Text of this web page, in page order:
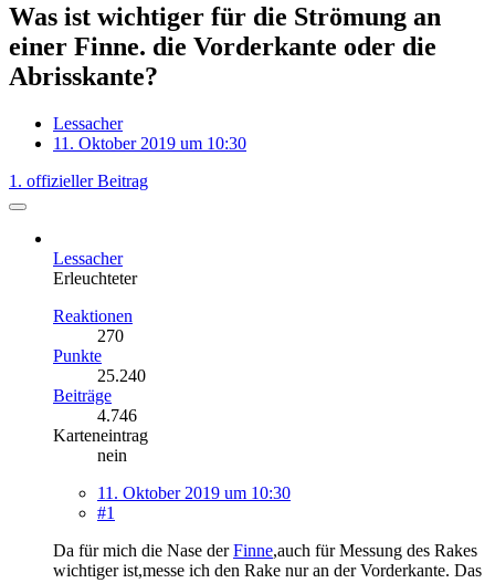
Was ist wichtiger für die Strömung an
einer Finne. die Vorderkante oder die
Abrisskante?
Lessacher
11. Oktober 2019 um 10:30
1. offizieller Beitrag
Lessacher
Erleuchteter
Reaktionen
270
Punkte
25.240
Beiträge
4.746
Karteneintrag
nein
11. Oktober 2019 um 10:30
#1
Da für mich die Nase derFinne,auch für Messung des Rakes
wichtiger ist,messe ich den Rake nur an der Vorderkante. Das